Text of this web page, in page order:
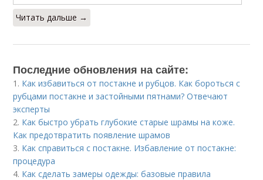
Читать дальше →
Последние обновления на сайте:
1. Как избавиться от постакне и рубцов. Как бороться с
рубцами постакне и застойными пятнами? Отвечают
эксперты
2. Как быстро убрать глубокие старые шрамы на коже.
Как предотвратить появление шрамов
3. Как справиться с постакне. Избавление от постакне:
процедура
4. Как сделать замеры одежды: базовые правила